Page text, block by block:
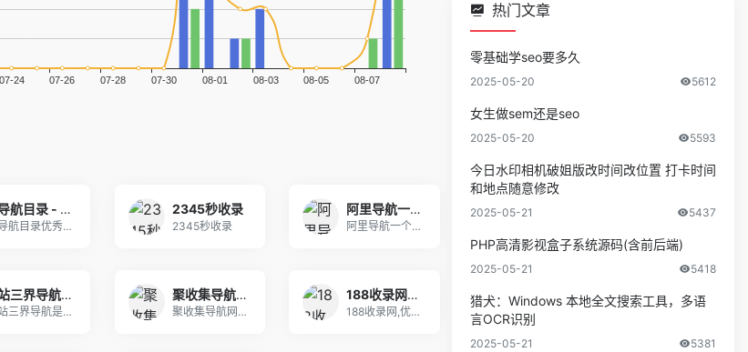
导航目录 - 优秀网站目录分享网站价值
导航目录优秀网站分类目录，分享你的网站价值,提供
2345秒收录
2345秒收录
阿里导航一个优秀收录网站
阿里导航一个优秀的免费收录网站，为您提供免费自动
站三界导航 - 网站目录,网址提交,分类目录,网站大全,名站导航之家
站三界导航是一个集合众多网站的网址导航站点，包含
聚收集导航网 - 海量分类资源一站式导航
聚收集导航网提供海量分类资源，涵盖影视、游戏、工
188收录网_网站收录-友情链接交换-网址收录-自动秒收录
188收录网,优质网址导航目录平台,为您提供免费
热门文章
零基础学seo要多久
2025-05-20 5612
女生做sem还是seo
2025-05-20 5593
今日水印相机破姐版改时间改位置 打卡时间
和地点随意修改
2025-05-21 5437
PHP高清影视盒子系统源码(含前后端)
2025-05-21 5418
猎犬：Windows 本地全文搜索工具，多语
言OCR识别
2025-05-21 5381